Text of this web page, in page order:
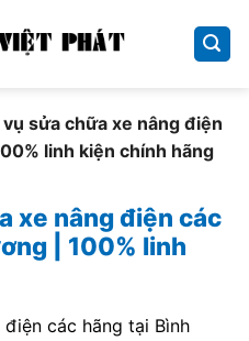
vụ sửa chữa xe nâng điện
linh kiện chính hãng
xe nâng điện các
| 100% linh
các hãng tại Bình